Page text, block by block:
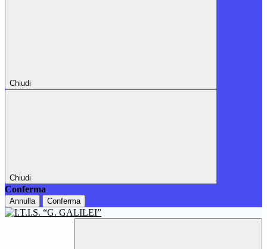
Chiudi
Chiudi
Conferma
Annulla Conferma